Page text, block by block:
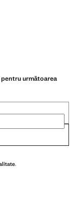
următoarea
.